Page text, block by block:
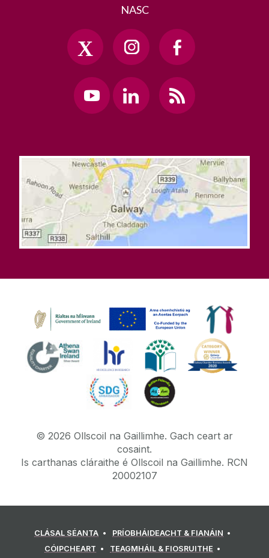
NASC
© 2026 Ollscoil na Gaillimhe. Gach ceart ar
cosaint.
Is carthanas cláraithe é Ollscoil na Gaillimhe. RCN
20002107
CLÁSAL SÉANTA
PRÍOBHÁIDEACHT & FIANÁIN
CÓIPCHEART
TEAGMHÁIL & FIOSRUITHE